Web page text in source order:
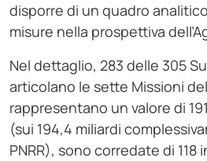
disporre di un quadro
misure nella prospettiva
Nel dettaglio, 283 delle 305
articolano le sette Missioni del
rappresentano un valore di
(sui 194,4 miliardi
PNRR), sono corredate di